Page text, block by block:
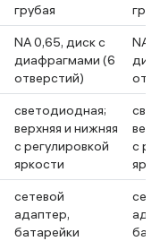
грубая
NA 0,65, диск с
диафрагмами (6
отверстий)
NA
светодиодная;
верхняя и нижняя
с регулировкой
яркости
с
сетевой
адаптер,
батарейки